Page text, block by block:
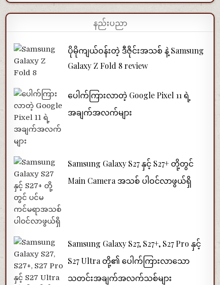
နည်းပညာ
ပိုမိုကျယ်ဝန်းတဲ့ ဒီဇိုင်းအသစ် နဲ့ Samsung
Galaxy Z Fold 8 review
ပေါက်ကြားလာတဲ့ Google Pixel 11 ရဲ့
အချက်အလက်များ
Samsung Galaxy S27 နှင့် S27+ တို့တွင်
Main Camera အသစ် ပါဝင်လာဖွယ်ရှိ
Samsung Galaxy S27, S27+, S27 Pro နှင့်
S27 Ultra တို့၏ ပေါက်ကြားလာသော
သတင်းအချက်အလက်သစ်များ